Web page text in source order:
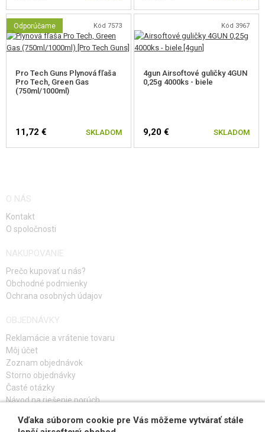
Odporúčame Kód 7573
Pro Tech Guns Plynová fľaša
Pro Tech, Green Gas
(750ml/1000ml)
11,72 € SKLADOM
Kód 3967
4gun Airsoftové guličky 4GUN
0,25g 4000ks - biele
9,20 € SKLADOM
O NÁS
Kontakt
O spoločnosti
NAKUPOVANIE
Prečo kupovať u nás?
Obchodné podmienky
Ochrana osobných údajov
OBJEDNÁVKY
Reklamácie a vrátenie tovaru
Môj účet
Zoznam objednávok
Storno objednávky
Časté otázky
Návod na riešenie porúch
PRIHLÁS SA K ODBERU
Vďaka súborom cookie pre Vás môžeme vytvárať stále